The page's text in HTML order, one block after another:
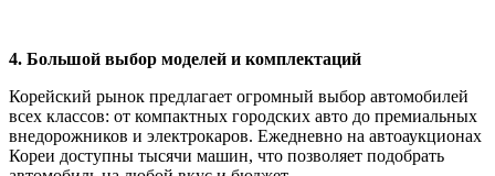
4. Большой выбор моделей и комплектаций
Корейский рынок предлагает огромный выбор автомобилей
всех классов: от компактных городских авто до премиальных
внедорожников и электрокаров. Ежедневно на автоаукционах
Кореи доступны тысячи машин, что позволяет подобрать